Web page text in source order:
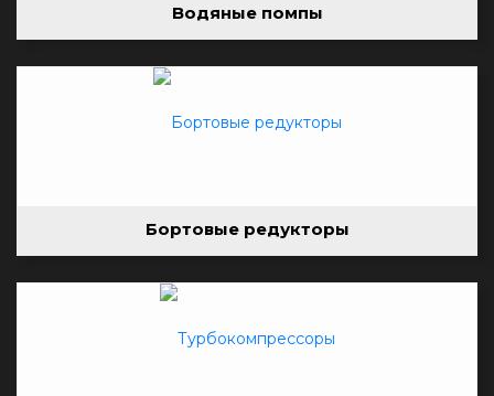
Водяные помпы
Бортовые редукторы